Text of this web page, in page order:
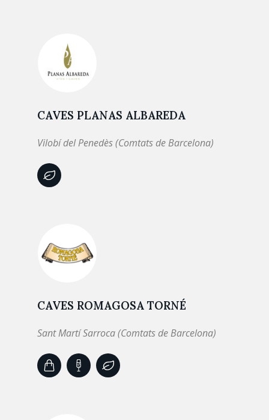
CAVES PLANAS ALBAREDA
Vilobí del Penedès (Comtats de Barcelona)
CAVES ROMAGOSA TORNÉ
Sant Martí Sarroca (Comtats de Barcelona)